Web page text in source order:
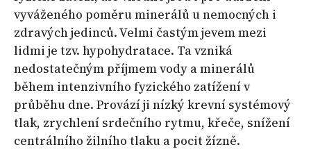
vyváženého poměru minerálů u nemocných i
zdravých jedinců. Velmi častým jevem mezi
lidmi je tzv. hypohydratace. Ta vzniká
nedostatečným příjmem vody a minerálů
během intenzivního fyzického zatížení v
průběhu dne. Provází ji nízký krevní systémový
tlak, zrychlení srdečního rytmu, křeče, snížení
centrálního žilního tlaku a pocit žízně.